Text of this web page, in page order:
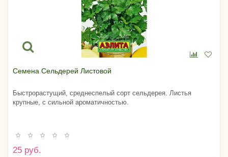
Семена Сельдерей Листовой
Быстрорастущий, среднеспелый сорт сельдерея. Листья
крупные, с сильной ароматичностью.
25 руб.